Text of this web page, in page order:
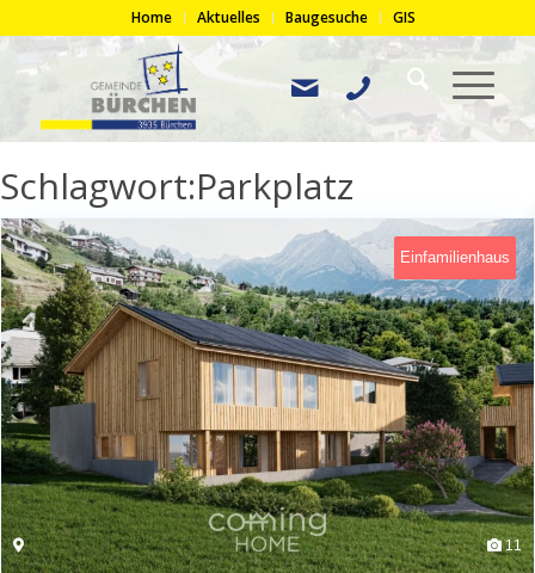
Home Aktuelles Baugesuche GIS
Schlagwort:Parkplatz
Einfamilienhaus
11